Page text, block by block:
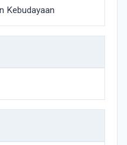
Kebudayaan